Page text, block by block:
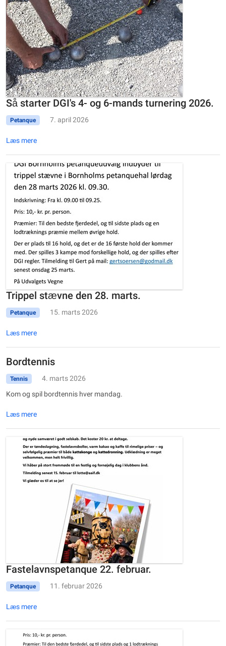
Så starter DGI's 4- og 6-mands turnering 2026.
Petanque 7. april 2026
Læs mere
Trippel stævne den 28. marts.
Petanque 15. marts 2026
Læs mere
Bordtennis
Tennis
4. marts 2026
Kom og spil bordtennis hver mandag.
Læs mere
Fastelavnspetanque 22. februar.
Petanque 11. februar 2026
Læs mere